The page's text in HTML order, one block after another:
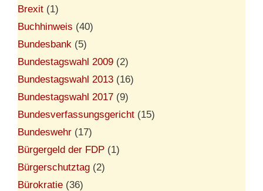
Brexit (1)
Buchhinweis (40)
Bundesbank (5)
Bundestagswahl 2009 (2)
Bundestagswahl 2013 (16)
Bundestagswahl 2017 (9)
Bundesverfassungsgericht (15)
Bundeswehr (17)
Bürgergeld der FDP (1)
Bürgerschutztag (2)
Bürokratie (36)